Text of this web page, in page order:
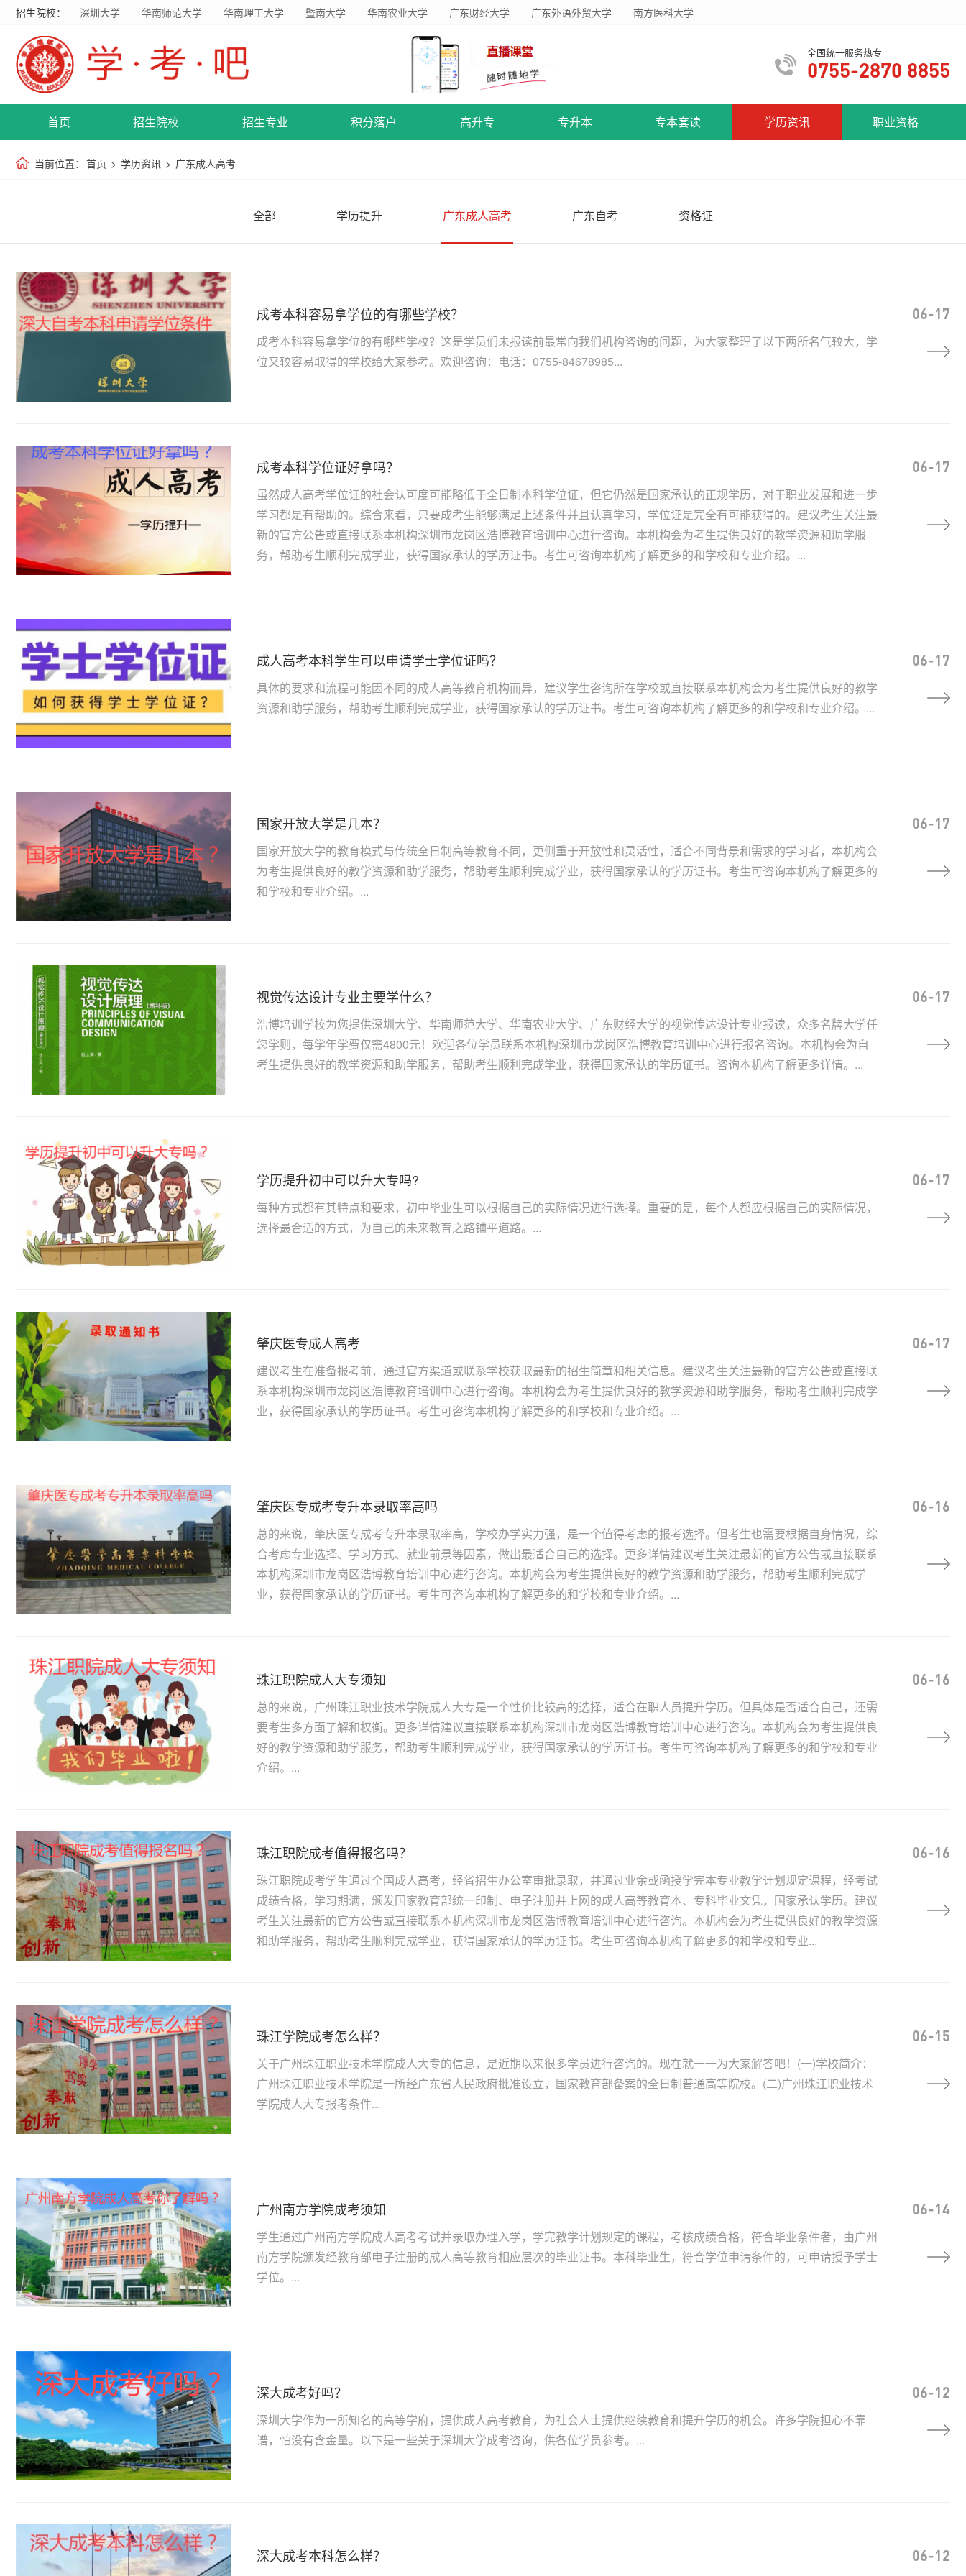
招生院校： 深圳大学 华南师范大学 华南理工大学 暨南大学 华南农业大学 广东财经大学 广东外语外贸大学 南方医科大学
全国统一服务热专
0755-2870 8855
首页 招生院校 招生专业 积分落户 高升专 专升本 专本套读 学历资讯 职业资格
当前位置： 首页 > 学历资讯 > 广东成人高考
全部 学历提升 广东成人高考 广东自考 资格证
成考本科容易拿学位的有哪些学校？ 06-17
成考本科容易拿学位的有哪些学校？这是学员们未报读前最常向我们机构咨询的问题，为大家整理了以下两所名气较大，学
位又较容易取得的学校给大家参考。欢迎咨询：电话：0755-84678985...
成考本科学位证好拿吗？ 06-17
虽然成人高考学位证的社会认可度可能略低于全日制本科学位证，但它仍然是国家承认的正规学历，对于职业发展和进一步
学习都是有帮助的。综合来看，只要成考生能够满足上述条件并且认真学习，学位证是完全有可能获得的。建议考生关注最
新的官方公告或直接联系本机构深圳市龙岗区浩博教育培训中心进行咨询。本机构会为考生提供良好的教学资源和助学服
务，帮助考生顺利完成学业，获得国家承认的学历证书。考生可咨询本机构了解更多的和学校和专业介绍。...
成人高考本科学生可以申请学士学位证吗？ 06-17
具体的要求和流程可能因不同的成人高等教育机构而异，建议学生咨询所在学校或直接联系本机构会为考生提供良好的教学
资源和助学服务，帮助考生顺利完成学业，获得国家承认的学历证书。考生可咨询本机构了解更多的和学校和专业介绍。...
国家开放大学是几本？ 06-17
国家开放大学的教育模式与传统全日制高等教育不同，更侧重于开放性和灵活性，适合不同背景和需求的学习者，本机构会
为考生提供良好的教学资源和助学服务，帮助考生顺利完成学业，获得国家承认的学历证书。考生可咨询本机构了解更多的
和学校和专业介绍。...
视觉传达设计专业主要学什么？ 06-17
浩博培训学校为您提供深圳大学、华南师范大学、华南农业大学、广东财经大学的视觉传达设计专业报读，众多名牌大学任
您学则，每学年学费仅需4800元！欢迎各位学员联系本机构深圳市龙岗区浩博教育培训中心进行报名咨询。本机构会为自
考生提供良好的教学资源和助学服务，帮助考生顺利完成学业，获得国家承认的学历证书。咨询本机构了解更多详情。...
学历提升初中可以升大专吗? 06-17
每种方式都有其特点和要求，初中毕业生可以根据自己的实际情况进行选择。重要的是，每个人都应根据自己的实际情况，
选择最合适的方式，为自己的未来教育之路铺平道路。...
肇庆医专成人高考 06-17
建议考生在准备报考前，通过官方渠道或联系学校获取最新的招生简章和相关信息。建议考生关注最新的官方公告或直接联
系本机构深圳市龙岗区浩博教育培训中心进行咨询。本机构会为考生提供良好的教学资源和助学服务，帮助考生顺利完成学
业，获得国家承认的学历证书。考生可咨询本机构了解更多的和学校和专业介绍。...
肇庆医专成考专升本录取率高吗 06-16
总的来说，肇庆医专成考专升本录取率高，学校办学实力强，是一个值得考虑的报考选择。但考生也需要根据自身情况，综
合考虑专业选择、学习方式、就业前景等因素，做出最适合自己的选择。更多详情建议考生关注最新的官方公告或直接联系
本机构深圳市龙岗区浩博教育培训中心进行咨询。本机构会为考生提供良好的教学资源和助学服务，帮助考生顺利完成学
业，获得国家承认的学历证书。考生可咨询本机构了解更多的和学校和专业介绍。...
珠江职院成人大专须知 06-16
总的来说，广州珠江职业技术学院成人大专是一个性价比较高的选择，适合在职人员提升学历。但具体是否适合自己，还需
要考生多方面了解和权衡。更多详情建议直接联系本机构深圳市龙岗区浩博教育培训中心进行咨询。本机构会为考生提供良
好的教学资源和助学服务，帮助考生顺利完成学业，获得国家承认的学历证书。考生可咨询本机构了解更多的和学校和专业
介绍。...
珠江职院成考值得报名吗？ 06-16
珠江职院成考学生通过全国成人高考，经省招生办公室审批录取，并通过业余或函授学完本专业教学计划规定课程，经考试
成绩合格，学习期满，颁发国家教育部统一印制、电子注册并上网的成人高等教育本、专科毕业文凭，国家承认学历。建议
考生关注最新的官方公告或直接联系本机构深圳市龙岗区浩博教育培训中心进行咨询。本机构会为考生提供良好的教学资源
和助学服务，帮助考生顺利完成学业，获得国家承认的学历证书。考生可咨询本机构了解更多的和学校和专业...
珠江学院成考怎么样？ 06-15
关于广州珠江职业技术学院成人大专的信息，是近期以来很多学员进行咨询的。现在就一一为大家解答吧！(一)学校简介：
广州珠江职业技术学院是一所经广东省人民政府批准设立，国家教育部备案的全日制普通高等院校。(二)广州珠江职业技术
学院成人大专报考条件...
广州南方学院成考须知 06-14
学生通过广州南方学院成人高考考试并录取办理入学，学完教学计划规定的课程，考核成绩合格，符合毕业条件者，由广州
南方学院颁发经教育部电子注册的成人高等教育相应层次的毕业证书。本科毕业生，符合学位申请条件的，可申请授予学士
学位。...
深大成考好吗？ 06-12
深圳大学作为一所知名的高等学府，提供成人高考教育，为社会人士提供继续教育和提升学历的机会。许多学院担心不靠
谱，怕没有含金量。以下是一些关于深圳大学成考咨询，供各位学员参考。...
深大成考本科怎么样？ 06-12